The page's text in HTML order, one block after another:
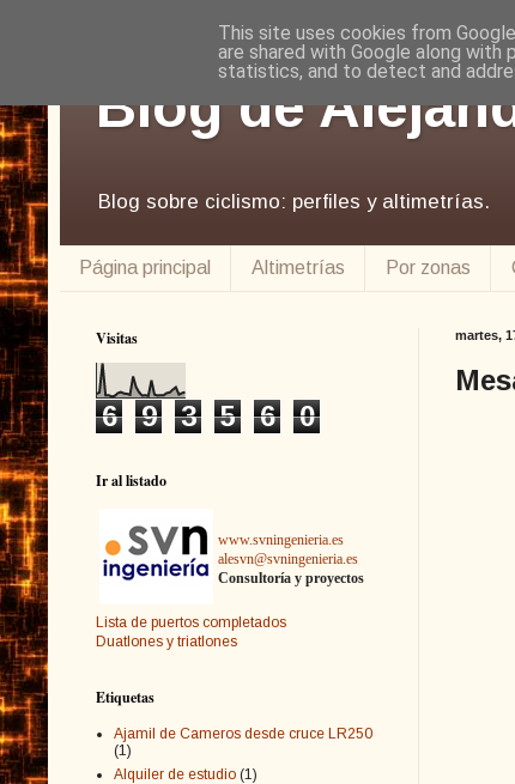
Blog de
Blog sobre ciclismo: perfiles y altimetrías.
Página principal Altimetrías Por zonas
martes,
Visitas
6 9 3 5 6 0
Ir al listado
www.svningenieria.es
alesvn@svningenieria.es
Consultoría y proyectos
Lista de puertos completados
Duatlones y triatlones
Etiquetas
Ajamil de Cameros desde cruce LR250
(1)
Alquiler de estudio (1)
This site uses cookies from
are shared with Google along
statistics, and to detect and